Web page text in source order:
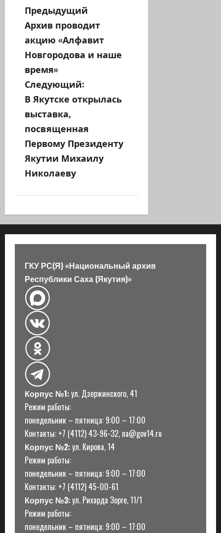
Н
а
в
и
г
а
ц
и
я
а
п
и
с
и
Предыдущий
Архив проводит
акцию «Алфавит
Новгородова и наше
время»
Следующий:
В Якутске открылась
выставка,
посвященная
Первому Президенту
Якутии Михаилу
Николаеву
ГКУ РС(Я) «Национальный архив
Республики Саха (Якутия)»
Корпус №1:ул. Дзержинского, 41
Режим работы:
понедельник – пятница: 9:00 – 17:00
Контакты: +7 (4112) 43-96-32, na@gov14.ru
Корпус №2:ул. Кирова, 14
Режим работы:
понедельник – пятница: 9:00 – 17:00
Контакты: +7 (4112) 45-00-61
Корпус №3:ул. Рихарда Зорге, 11/1
Режим работы:
понедельник – пятница: 9:00 – 17:00